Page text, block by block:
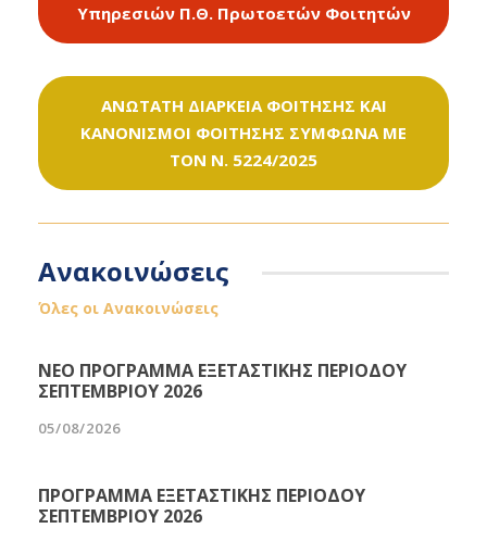
Υπηρεσιών Π.Θ. Πρωτοετών Φοιτητών
ΑΝΩΤΑΤΗ ΔΙΑΡΚΕΙΑ ΦΟΙΤΗΣΗΣ ΚΑΙ
ΚΑΝΟΝΙΣΜΟΙ ΦΟΙΤΗΣΗΣ ΣΥΜΦΩΝΑ ΜΕ
ΤΟΝ Ν. 5224/2025
Ανακοινώσεις
Όλες οι Ανακοινώσεις
ΝΕΟ ΠΡΟΓΡΑΜΜΑ ΕΞΕΤΑΣΤΙΚΗΣ ΠΕΡΙΟΔΟΥ
ΣΕΠΤΕΜΒΡΙΟΥ 2026
05/08/2026
ΠΡΟΓΡΑΜΜΑ ΕΞΕΤΑΣΤΙΚΗΣ ΠΕΡΙΟΔΟΥ
ΣΕΠΤΕΜΒΡΙΟΥ 2026